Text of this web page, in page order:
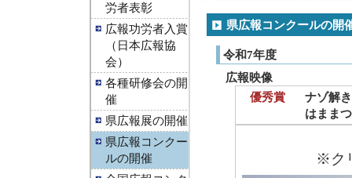
労者表彰
広報功労者入賞
（日本広報協
会）
各種研修会の開
催
県広報展の開催
県広報コンクー
ルの開催
県広報コンクールの開
令和7年度
広報映像
優秀賞
ナゾ解
はまま
※ク